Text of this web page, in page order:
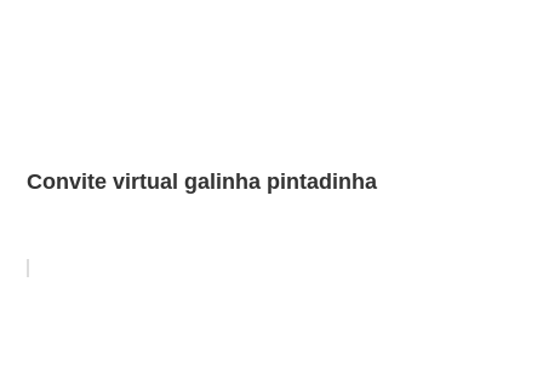
Convite virtual galinha pintadinha